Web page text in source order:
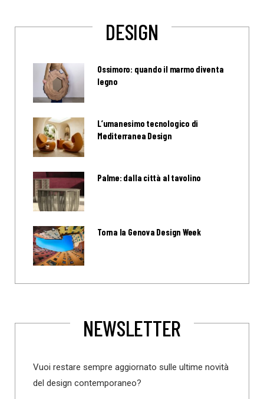
DESIGN
Ossimoro: quando il marmo diventa
legno
L’umanesimo tecnologico di
Mediterranea Design
Palme: dalla città al tavolino
Torna la Genova Design Week
NEWSLETTER
Vuoi restare sempre aggiornato sulle ultime novità
del design contemporaneo?